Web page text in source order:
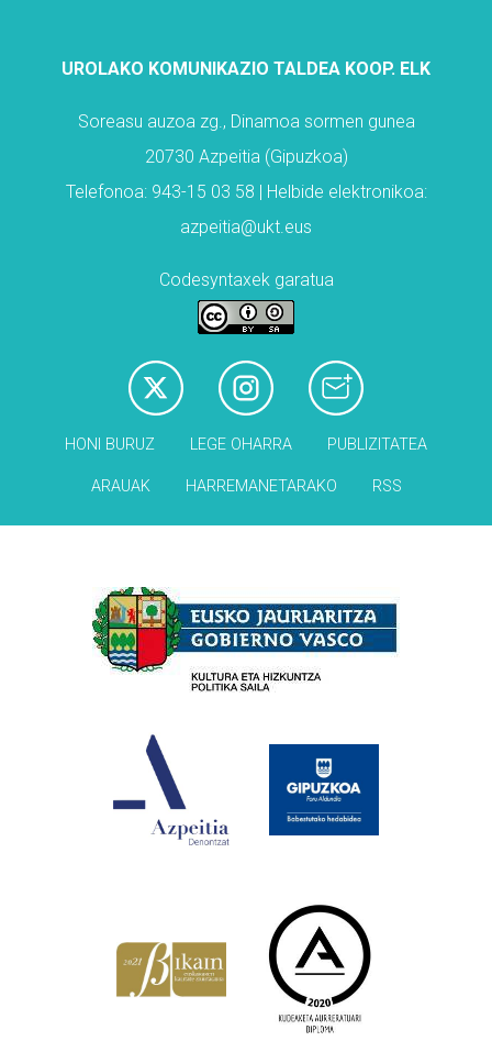
UROLAKO KOMUNIKAZIO TALDEA KOOP. ELK
Soreasu auzoa zg., Dinamoa sormen gunea
20730 Azpeitia (Gipuzkoa)
Telefonoa: 943-15 03 58 | Helbide elektronikoa:
azpeitia@ukt.eus
Codesyntaxek garatua
HONI BURUZ LEGE OHARRA PUBLIZITATEA
ARAUAK HARREMANETARAKO RSS